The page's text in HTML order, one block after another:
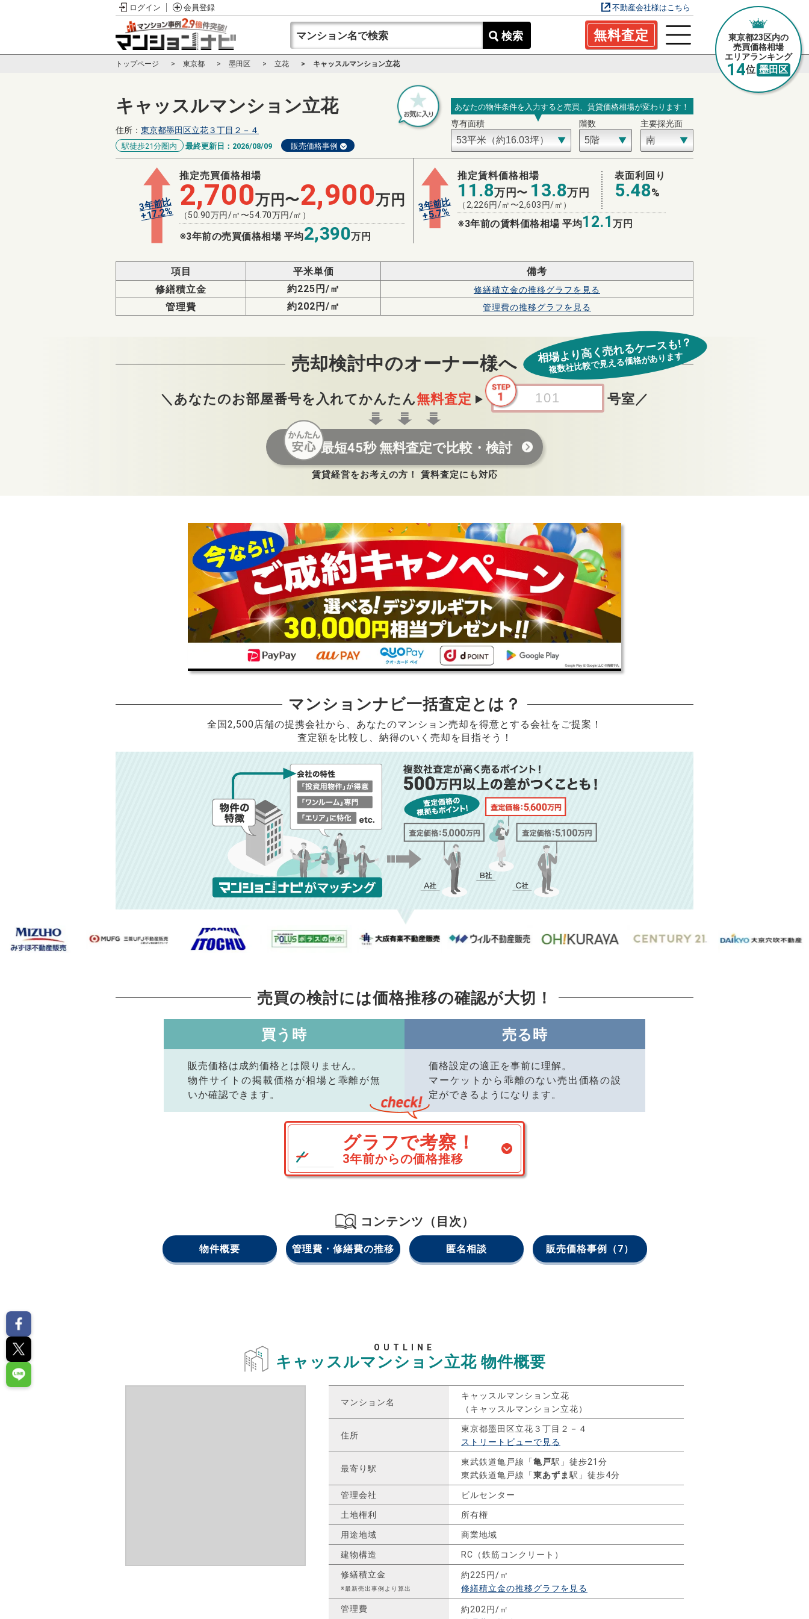
ログイン 会員登録 不動産会社様はこちら
検索 無料査定
トップページ 東京都 墨田区 立花 キャッスルマンション立花
東京都23区内の
売買価格相場
エリアランキング
14位 墨田区
キャッスルマンション立花
住所： 東京都墨田区立花３丁目２－４
駅徒歩21分圏内 最終更新日： 2026/08/09 販売価格事例
あなたの物件条件を入力すると売買、賃貸価格相場が変わります！
専有面積 階数 主要採光面
3年前比
+17.2%
推定売買価格相場
2,700万円〜2,900万円
（50.90万円/㎡〜54.70万円/㎡）
※3年前の売買価格相場 平均2,390万円
3年前比
+5.7%
推定賃料価格相場
11.8万円〜 13.8万円
（ 2,226円/㎡〜2,603 円/㎡）
表面利回り
5.48%
※3年前の賃料価格相場 平均12.1万円
項目 平米単価
備考
修繕積立金
約225円/㎡ 修繕積立金の推移グラフを見る
管理費 約202円/㎡ 管理費の推移グラフを見る
売却検討中のオーナー様へ
＼あなたのお部屋番号を入れてかんたん無料査定 号室 ／
最短45秒 無料査定で比較・検討
相場より高く売れるケースも!？
複数社比較で見える価格があります
賃貸経営をお考えの方！ 賃料査定にも対応
マンションナビ一括査定とは？
全国2,500店舗の提携会社から、 あなたのマンション売却を得意とする会社をご提案！
査定額を比較し、納得のいく売却を目指そう！
売買の検討には価格推移の確認が大切！
買う時
販売価格は成約価格とは限りません。
物件サイトの掲載価格が相場と乖離が無
いか確認できます。
売る時
価格設定の適正を事前に理解。
マーケットから乖離のない売出価格の設
定ができるようになります。
グラフで考察！
3年前からの価格推移
コンテンツ（目次）
物件概要 管理費・修繕費の推移 匿名相談 販売価格事例 （7）
OUTLINE
キャッスルマンション立花 物件概要
マンション名
キャッスルマンション立花
（キャッスルマンション立花）
住所
東京都墨田区立花３丁目２－４
ストリートビューで見る
最寄り駅
東武鉄道亀戸線「 亀戸駅」徒歩21分
東武鉄道亀戸線「 東あずま 駅」徒歩4分
管理会社 ビルセンター
土地権利 所有権
用途地域 商業地域
建物構造 RC（鉄筋コンクリート）
修繕積立金
※最新売出事例より算出
約225円/㎡
修繕積立金の推移グラフを見る
管理費
約202円/㎡